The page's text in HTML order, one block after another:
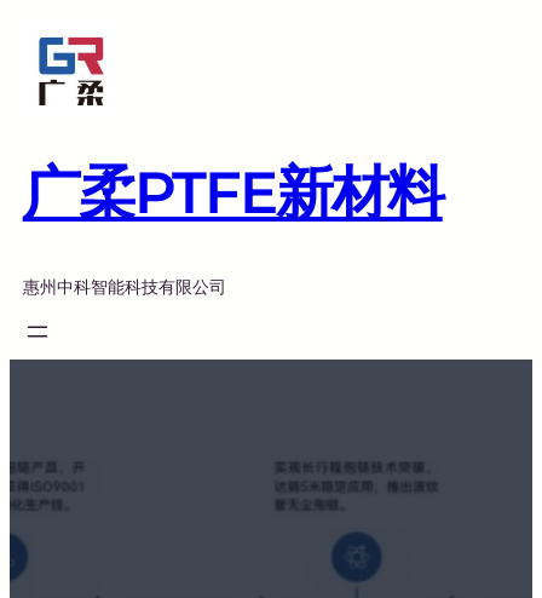
广柔PTFE新材料
惠州中科智能科技有限公司